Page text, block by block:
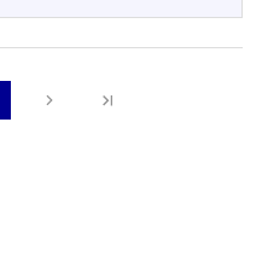
Suivante